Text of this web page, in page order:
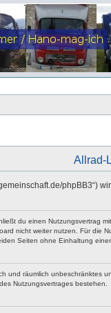
Allrad-
du einen
nicht weiter nutzen. Für die
Seiten ohne Einhaltung
und räumlich unbeschränktes
Nutzungsvertrages bestehen.